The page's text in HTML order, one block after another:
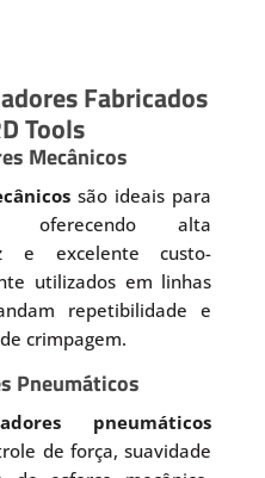
Fabricados
Tools
Mecânicos
são ideais para
oferecendo alta
e excelente custo-
utilizados em linhas
repetibilidade e
crimpagem.
Pneumáticos
pneumáticos
de força, suavidade